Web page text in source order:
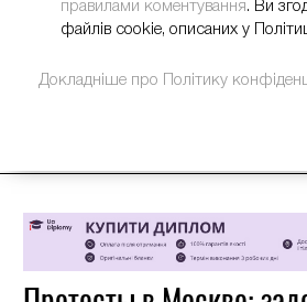
правилами коментування. Ви
файлів cookie, описаних у
Докладніше про Політику